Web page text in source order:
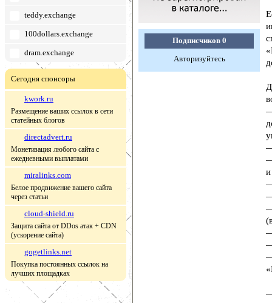
teddy.exchange
100dollars.exchange
dram.exchange
Сегодня спонсоры
kwork.ru
Размещение ваших ссылок в сети
статейных блогов
directadvert.ru
Монетизация любого сайта с
ежедневными выплатами
miralinks.com
Белое продвижение вашего сайта
через статьи
cloud-shield.ru
Защита сайта от DDos атак + CDN
(ускорение сайта)
gogetlinks.net
Покупка постоянных ссылок на
лучших площадках
Подписчиков 0
Авторизуйтесь